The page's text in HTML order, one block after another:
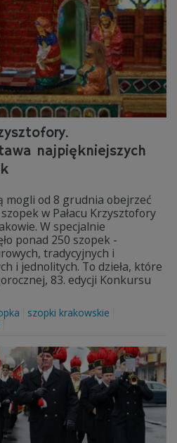
najpiękniejszych
mogli od 8 grudnia obejrzeć
w Pałacu Krzysztofory
W specjalnie
ponad 250 szopek -
tradycyjnych i
i jednolitych. To dzieła, które
83. edycji Konkursu
szopki krakowskie